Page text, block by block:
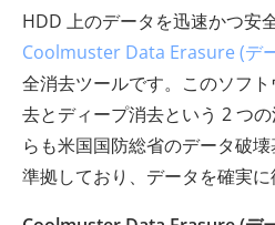
HDD 上のデータを迅速かつ安
Coolmuster Data Erasure (デ
全消去ツールです。このソフ
去とディープ消去という 2 つ
らも米国国防総省のデータ破
準拠しており、データを確実に